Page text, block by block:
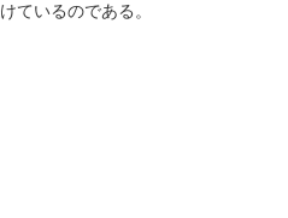
ているのである。